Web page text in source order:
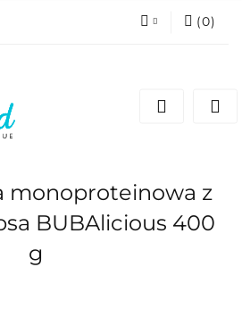
(0)
monoproteinowa z
BUBAlicious 400
g